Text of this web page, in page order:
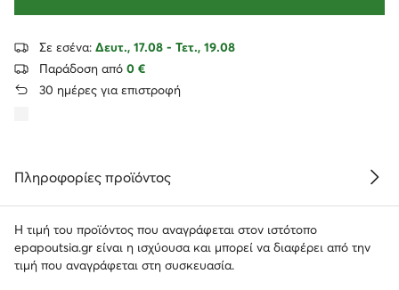
Σε εσένα: Δευτ., 17.08 - Τετ., 19.08
Παράδοση από 0 €
30 ημέρες για επιστροφή
Πληροφορίες προϊόντος
Η τιμή του προϊόντος που αναγράφεται στον ιστότοπο
epapoutsia.gr είναι η ισχύουσα και μπορεί να διαφέρει από την
τιμή που αναγράφεται στη συσκευασία.